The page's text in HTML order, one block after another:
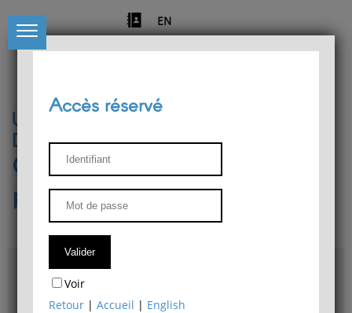
EN
Université de Liège
Département de philosophie
Centre de recherches
phénoménologiques
Accès & plans
Bibliothèque du Département de philosophie
Accès réservé
Voir
Retour |Accueil | English